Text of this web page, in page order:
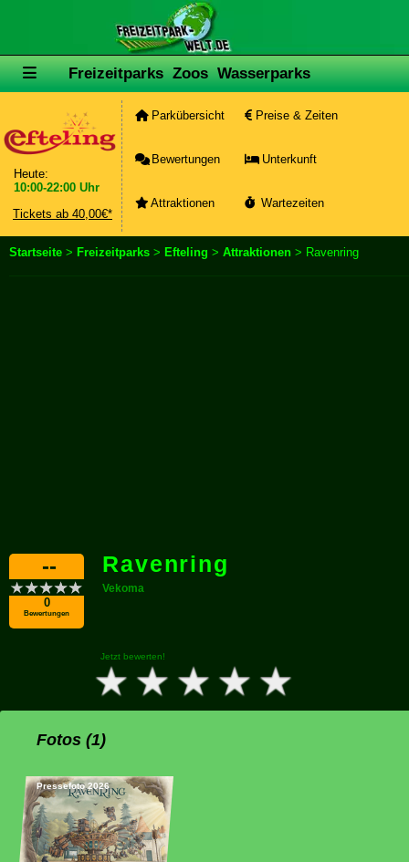
Freizeitparks Zoos Wasserparks
Heute:
10:00-22:00 Uhr
Tickets ab 40,00€*
Parkübersicht Preise & Zeiten
Bewertungen Unterkunft
Attraktionen Wartezeiten
Startseite > Freizeitparks > Efteling > Attraktionen > Ravenring
--
0
Bewertungen
Ravenring
Vekoma
Jetzt bewerten!
Fotos (1)
Pressefoto 2026